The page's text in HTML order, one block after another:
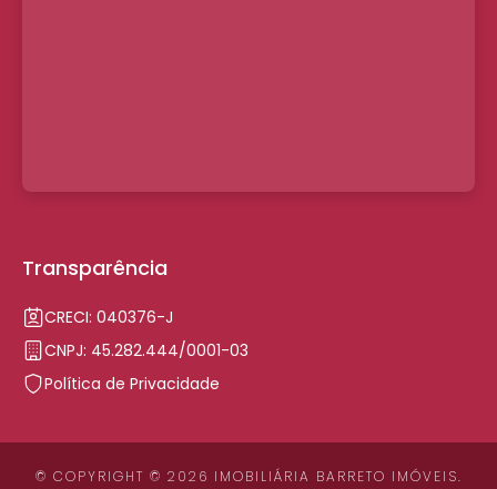
Transparência
CRECI: 040376-J
CNPJ: 45.282.444/0001-03
Política de Privacidade
© COPYRIGHT © 2026 IMOBILIÁRIA BARRETO IMÓVEIS.